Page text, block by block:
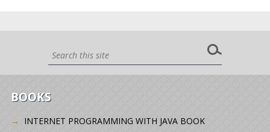
BOOKS
INTERNET PROGRAMMING WITH JAVA BOOK